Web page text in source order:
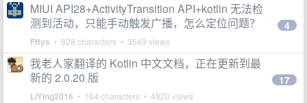
MIUI API28+ActivityTransition API+kotlin 无法检
测到活动，只能手动触发广播，怎么定位问题？
Fffys • 828 characters • 3549 views
4
我老人家翻译的 Kotlin 中文文档，正在更新到最
新的 2.0.20 版
LiYing2016 • 164 characters • 4820 views
17